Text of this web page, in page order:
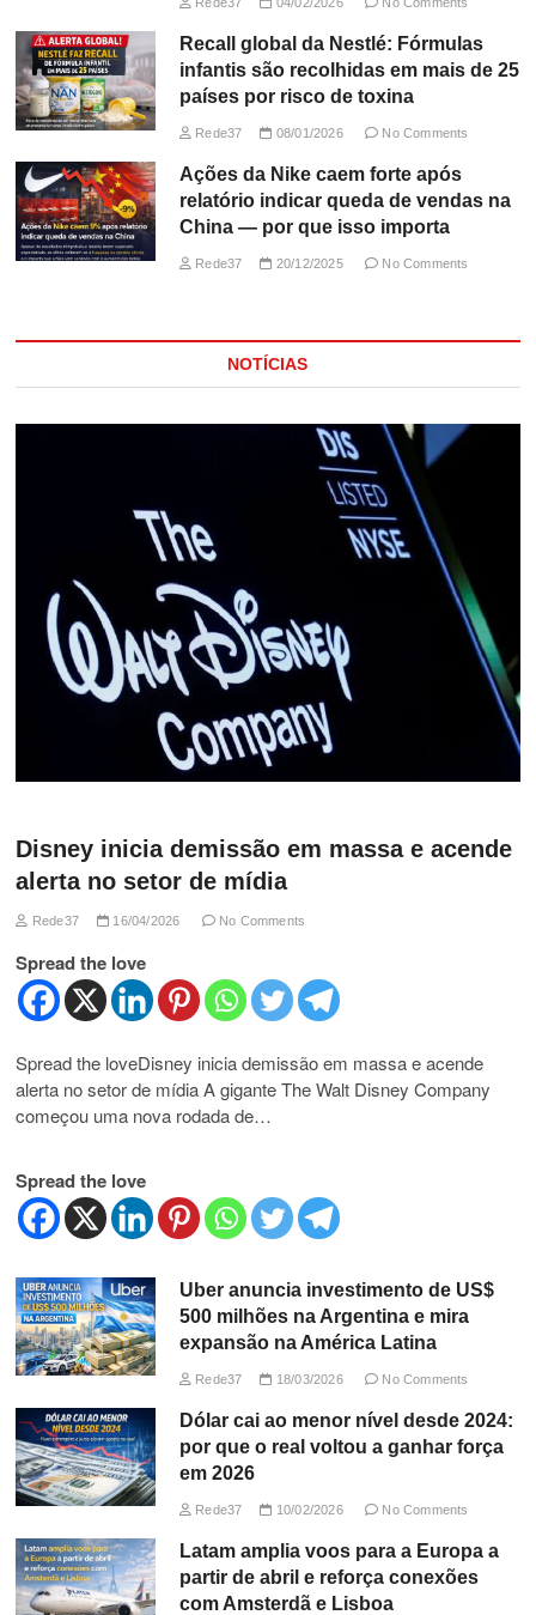
Rede37 04/02/2026 No Comments
Recall global da Nestlé: Fórmulas
infantis são recolhidas em mais de 25
países por risco de toxina
Rede37 08/01/2026 No Comments
Ações da Nike caem forte após
relatório indicar queda de vendas na
China — por que isso importa
Rede37 20/12/2025 No Comments
NOTÍCIAS
Disney inicia demissão em massa e acende
alerta no setor de mídia
Rede37 16/04/2026 No Comments
Spread the love
Spread the loveDisney inicia demissão em massa e acende
alerta no setor de mídia A gigante The Walt Disney Company
começou uma nova rodada de…
Spread the love
Uber anuncia investimento de US$
500 milhões na Argentina e mira
expansão na América Latina
Rede37 18/03/2026 No Comments
Dólar cai ao menor nível desde 2024:
por que o real voltou a ganhar força
em 2026
Rede37 10/02/2026 No Comments
Latam amplia voos para a Europa a
partir de abril e reforça conexões
com Amsterdã e Lisboa